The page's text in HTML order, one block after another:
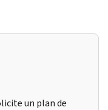
un plan de